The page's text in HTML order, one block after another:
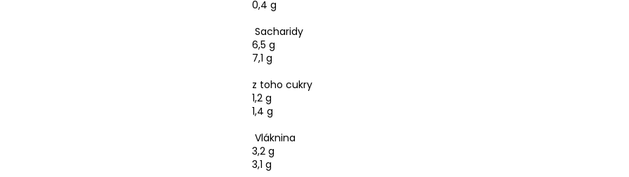
0,4 g
Sacharidy
6,5 g
7,1 g
z toho cukry
1,2 g
1,4 g
Vláknina
3,2 g
3,1 g